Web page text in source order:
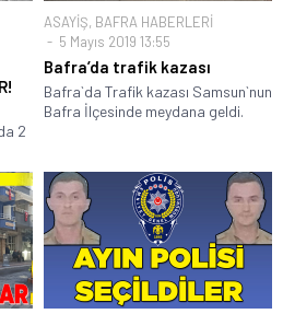
2
ASAYİŞ, BAFRA HABERLERİ
5 Mayıs 2019 13:55
Bafra’da trafik kazası
Bafra`da Trafik kazası Samsun`nun
Bafra İlçesinde meydana geldi.